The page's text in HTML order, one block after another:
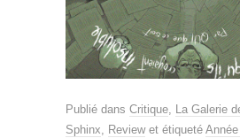
Publié dans Critique, La Galerie
Sphinx, Reviewet étiqueté